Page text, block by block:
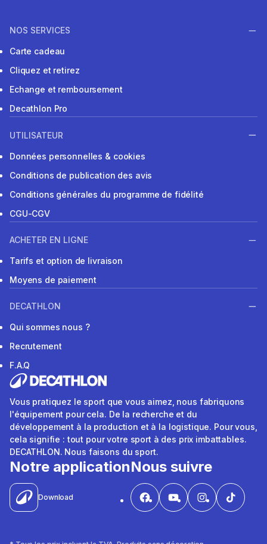
NOS SERVICES
Carte cadeau
Cliquez et retirez
Echange et remboursement
Decathlon Pro
UTILISATEUR
Données personnelles & cookies
Conditions de publication des avis
Conditions générales du programme de fidélité
CGU-CGV
ACHETER EN LIGNE
Tarifs et option de livraison
Moyens de paiement
DECATHLON
Qui sommes nous ?
Recrutement
F.A.Q
Vous pratiquez le sport que vous aimez, nous fabriquons
l'équipement pour cela. De la recherche et du
développement à la production et à la logistique. Pour vous,
cela signifie : tout pour votre sport à des prix imbattables.
DECATHLON. Nous faisons du sport.
Notre application
Download
Nous suivre